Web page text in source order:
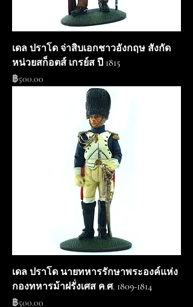
เดล ปราโด จ่าสิบเอกชาวอังกฤษ สังกัด
หน่วยสก็อตส์ เกรย์ส ปี 1815
ราคา
฿500.00
เดล ปราโด นายทหารรักษาพระองค์แห่ง
กองทหารม้าฝรั่งเศส ค.ศ. 1809-1814
ราคา
฿500.00